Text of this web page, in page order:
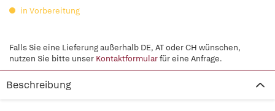
in Vorbereitung
Falls Sie eine Lieferung außerhalb DE, AT oder CH wünschen,
nutzen Sie bitte unser Kontaktformularfür eine Anfrage.
Beschreibung